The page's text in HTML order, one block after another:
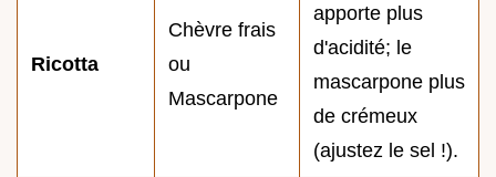
Ricotta
Chèvre frais
ou
Mascarpone
apporte plus
d'acidité; le
mascarpone plus
de crémeux
(ajustez le sel !).